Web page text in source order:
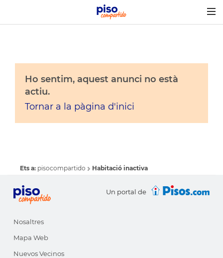
Ho sentim, aquest anunci no està
actiu.
Tornar a la pàgina d'inici
Ets a: pisocompartido Habitació inactiva
Un portal de
Nosaltres
Mapa Web
Nuevos Vecinos